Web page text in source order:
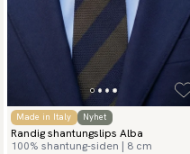
Made in Italy Nyhet
Randig shantungslips Alba
100% shantung-siden | 8 cm